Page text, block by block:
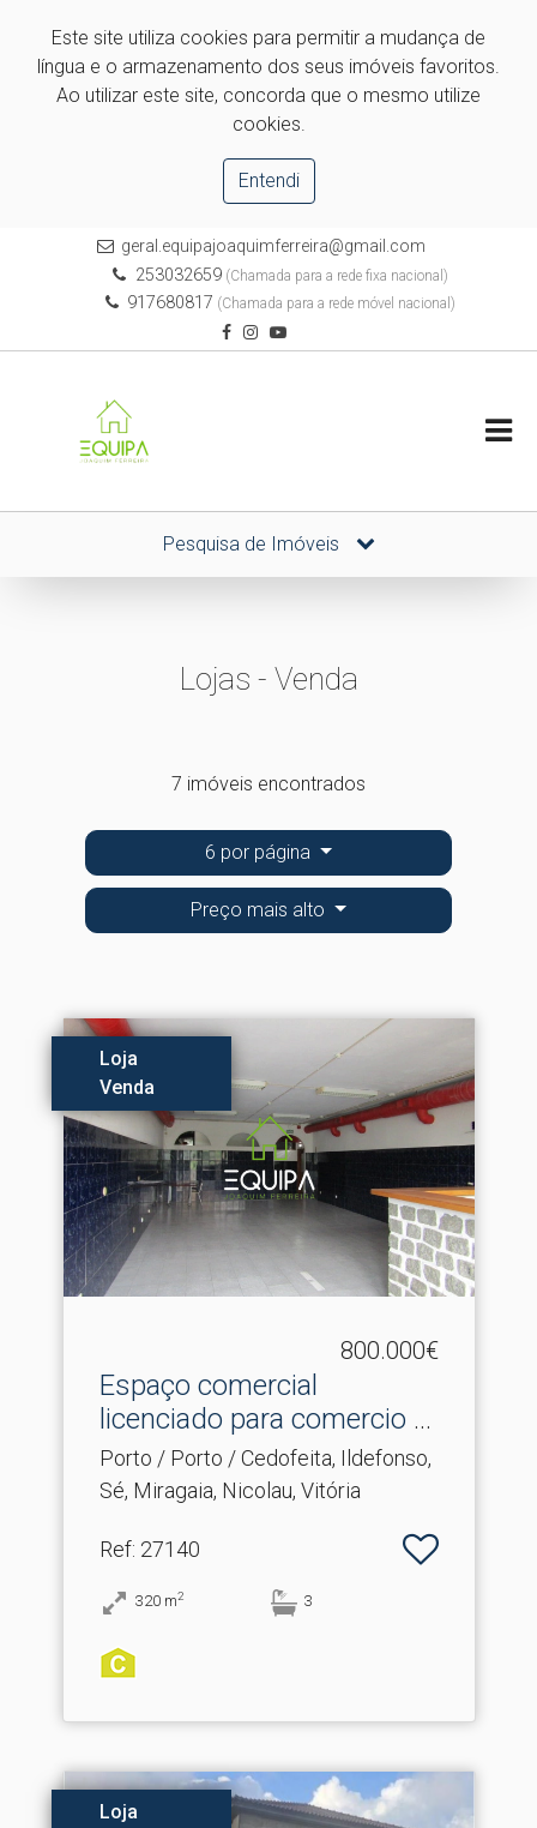
Este site utiliza cookies para permitir a mudança de
língua e o armazenamento dos seus imóveis favoritos.
Ao utilizar este site, concorda que o mesmo utilize
cookies.
Entendi
geral.equipajoaquimferreira@gmail.com
253032659(Chamada para a rede fixa nacional)
917680817 (Chamada para a rede móvel nacional)
Pesquisa de Imóveis
Lojas - Venda
7 imóveis encontrados
6 por página
Preço mais alto
Loja
Venda
800.000€
Espaço comercial
licenciado para comercio e
s.​..
Porto / Porto / Cedofeita, Ildefonso,
Sé, Miragaia, Nicolau, Vitória
Ref: 27140
320 m2 3
Loja